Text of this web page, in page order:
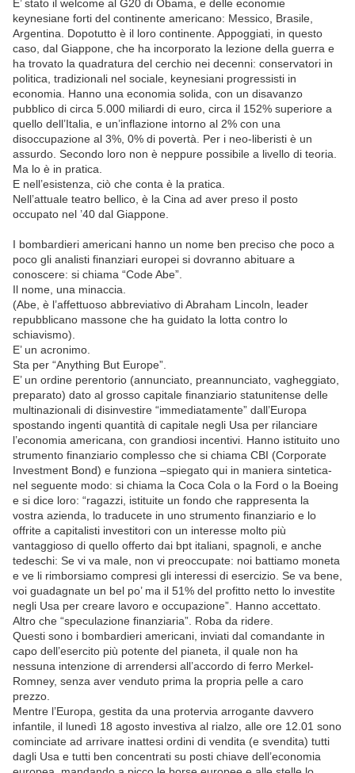
E’ stato il welcome al G20 di Obama, e delle economie
keynesiane forti del continente americano: Messico, Brasile,
Argentina. Dopotutto è il loro continente. Appoggiati, in questo
caso, dal Giappone, che ha incorporato la lezione della guerra e
ha trovato la quadratura del cerchio nei decenni: conservatori in
politica, tradizionali nel sociale, keynesiani progressisti in
economia. Hanno una economia solida, con un disavanzo
pubblico di circa 5.000 miliardi di euro, circa il 152% superiore a
quello dell’Italia, e un’inflazione intorno al 2% con una
disoccupazione al 3%, 0% di povertà. Per i neo-liberisti è un
assurdo. Secondo loro non è neppure possibile a livello di teoria.
Ma lo è in pratica.
E nell’esistenza, ciò che conta è la pratica.
Nell’attuale teatro bellico, è la Cina ad aver preso il posto
occupato nel ’40 dal Giappone.
I bombardieri americani hanno un nome ben preciso che poco a
poco gli analisti finanziari europei si dovranno abituare a
conoscere: si chiama “Code Abe”.
Il nome, una minaccia.
(Abe, è l’affettuoso abbreviativo di Abraham Lincoln, leader
repubblicano massone che ha guidato la lotta contro lo
schiavismo).
E’ un acronimo.
Sta per “Anything But Europe”.
E’ un ordine perentorio (annunciato, preannunciato, vagheggiato,
preparato) dato al grosso capitale finanziario statunitense delle
multinazionali di disinvestire “immediatamente” dall’Europa
spostando ingenti quantità di capitale negli Usa per rilanciare
l’economia americana, con grandiosi incentivi. Hanno istituito uno
strumento finanziario complesso che si chiama CBI (Corporate
Investment Bond) e funziona –spiegato qui in maniera sintetica-
nel seguente modo: si chiama la Coca Cola o la Ford o la Boeing
e si dice loro: “ragazzi, istituite un fondo che rappresenta la
vostra azienda, lo traducete in uno strumento finanziario e lo
offrite a capitalisti investitori con un interesse molto più
vantaggioso di quello offerto dai bpt italiani, spagnoli, e anche
tedeschi: Se vi va male, non vi preoccupate: noi battiamo moneta
e ve li rimborsiamo compresi gli interessi di esercizio. Se va bene,
voi guadagnate un bel po’ ma il 51% del profitto netto lo investite
negli Usa per creare lavoro e occupazione”. Hanno accettato.
Altro che “speculazione finanziaria”. Roba da ridere.
Questi sono i bombardieri americani, inviati dal comandante in
capo dell’esercito più potente del pianeta, il quale non ha
nessuna intenzione di arrendersi all’accordo di ferro Merkel-
Romney, senza aver venduto prima la propria pelle a caro
prezzo.
Mentre l’Europa, gestita da una protervia arrogante davvero
infantile, il lunedì 18 agosto investiva al rialzo, alle ore 12.01 sono
cominciate ad arrivare inattesi ordini di vendita (e svendita) tutti
dagli Usa e tutti ben concentrati su posti chiave dell’economia